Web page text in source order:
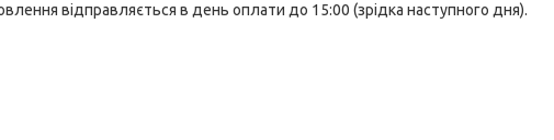
відправляється в день оплати до 15:00 (зрідка наступного дня).